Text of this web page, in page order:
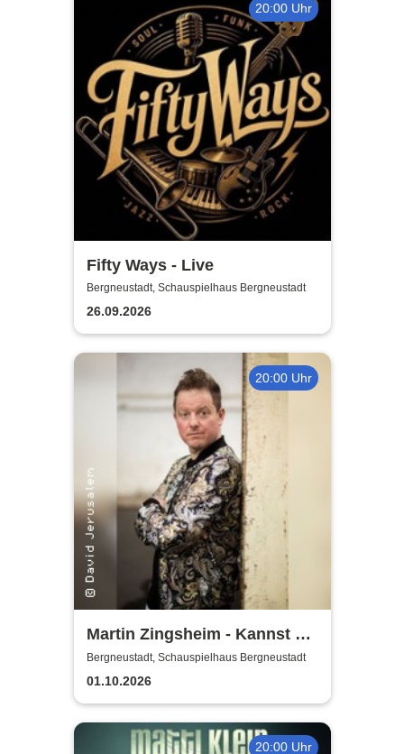
20:00 Uhr
Fifty Ways - Live
Bergneustadt, Schauspielhaus Bergneustadt
26.09.2026
20:00 Uhr
Martin Zingsheim - Kannst Du
Dir Nicht Ausdenken
Bergneustadt, Schauspielhaus Bergneustadt
01.10.2026
20:00 Uhr